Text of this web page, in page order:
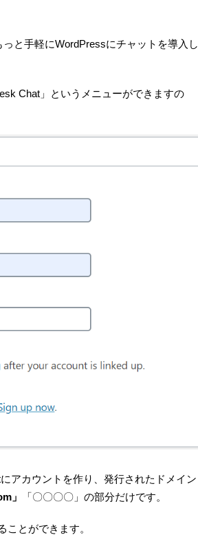
と手軽にWordPressにチャットを導入し
Chat」というメニューができますの
アカウントを作り、発行されたドメイン
」 「〇〇〇〇」の部分だけです。
とができます。